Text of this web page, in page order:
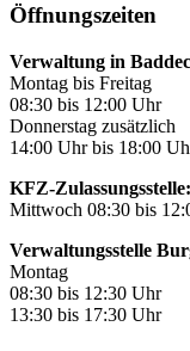
Öffnungszeiten
Verwaltung in
Montag bis Freitag
08:30 bis 12:00 Uhr
Donnerstag zusätzlich
14:00 Uhr bis 18:00
KFZ-Zulassungsstelle:
Mittwoch 08:30 bis
Verwaltungsstelle
Montag
08:30 bis 12:30 Uhr
13:30 bis 17:30 Uhr